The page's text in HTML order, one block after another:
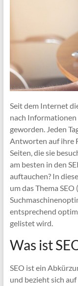
Seit dem Internet
nach Informationen
geworden. Jeden
Antworten auf ihre
Seiten, die sie
am besten in den
auftauchen? In
um das Thema
entsprechend
gelistet wird.
Was ist
SEO ist ein
und bezieht sich